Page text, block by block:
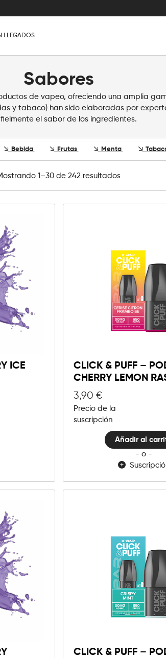
LLEGADOS
Sabores
de vapeo, ofreciendo una amplia
y tabaco) han sido elaboradas por
el sabor de los ingredientes.
Bebida Frutas Menta
1–30 de 242 resultados
ICE
CLICK & PUFF –
CHERRY LEMON
3,90 €
Precio de la
suscripción
0mg 10mg
Puff
-
Añadir al
Añadir al
- o -
CLICK & PUFF –